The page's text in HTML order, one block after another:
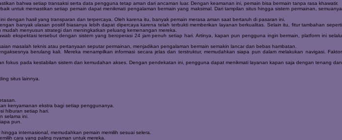
bahwa setiap transaksi serta data pengguna tetap aman dari ancaman luar. Dengan keamanan ini, pemain bisa bermain tanpa rasa khawatir.
untuk memastikan setiap pemain dapat menikmati pengalaman bermain yang maksimal. Dari tampilan situs hingga sistem permainan, semuanya
hasil yang transparan dan terpercaya. Oleh karena itu, banyak pemain merasa aman saat bertaruh di pasaran ini.
banyak ulasan positif biasanya lebih dapat dipercaya karena telah terbukti memberikan layanan berkualitas. Selain itu, fitur tambahan seperti
menyusun strategi dan meningkatkan peluang kemenangan mereka.
ekspektasi tersebut dengan sistem yang beroperasi 24 jam penuh setiap hari. Artinya, kapan pun pengguna ingin bermain, platform ini selalu
masalah teknis atau pertanyaan seputar permainan, menjadikan pengalaman bermain semakin lancar dan bebas hambatan.
berulang kali. Mereka menampilkan informasi secara jelas dan terstruktur, memudahkan siapa pun dalam melakukan navigasi. Faktor
fokus pada kestabilan sistem dan kemudahan akses. Dengan pendekatan ini, pengguna dapat menikmati layanan kapan saja dengan tenang dan
situs lainnya.
kenyamanan ekstra bagi setiap penggunanya.
hiburan setiap hari.
selama ini.
pun.
internasional, memudahkan pemain memilih sesuai selera.
cara yang paling nyaman untuk mereka.